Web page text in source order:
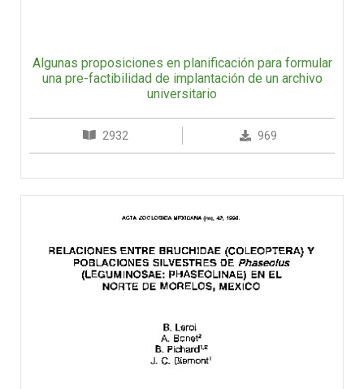
Algunas proposiciones en planificación para formular
una pre-factibilidad de implantación de un archivo
universitario
2932 969